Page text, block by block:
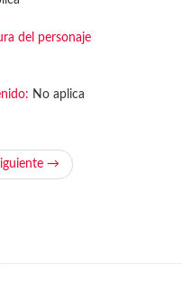
del personaje
No aplica
→